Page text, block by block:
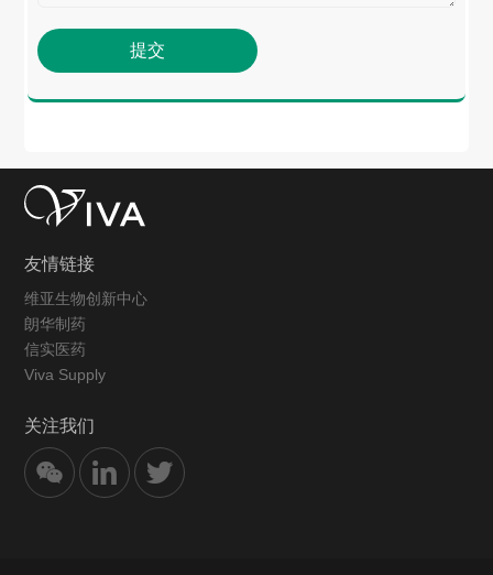
友情链接
维亚生物创新中心
朗华制药
信实医药
Viva Supply
关注我们